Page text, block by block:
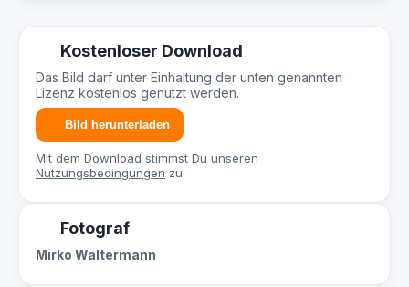
Kostenloser Download
Das Bild darf unter Einhaltung der unten genannten
Lizenz kostenlos genutzt werden.
Bild herunterladen
Mit dem Download stimmst Du unseren
Nutzungsbedingungen zu.
Fotograf
Mirko Waltermann